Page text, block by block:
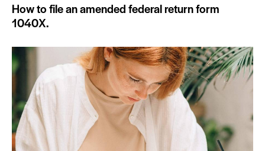
How to file an amended federal return form
1040X.